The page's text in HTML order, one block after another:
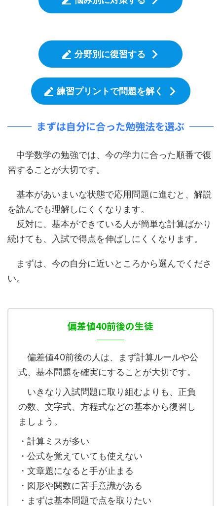
分野別に復習する
練習プリントで問題を解く
まずは自分に合った勉強法を選ぶ
中学数学の勉強では、今の学力に合った順番で復
習することが大切です。
基本があいまいな状態で応用問題に進むと、解説
を読んでも理解しにくくなります。
反対に、基本ができている人が簡単な計算ばかり
続けても、入試で得点を伸ばしにくくなります。
まずは、今の自分に近いところから選んでくださ
い。
偏差値40前後の生徒
偏差値40前後の人は、まず計算ルールや公
式、基本問題を確実にすることが大切です。
いきなり入試問題に取り組むよりも、正負
の数、文字式、方程式などの基本から復習し
ましょう。
・計算ミスが多い
・公式を覚えていても使えない
・文章題になると手が止まる
・図形や関数に苦手意識がある
・まずは基本問題で点を取りたい